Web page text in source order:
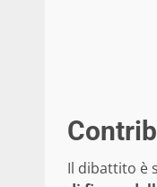
Il dibattito è